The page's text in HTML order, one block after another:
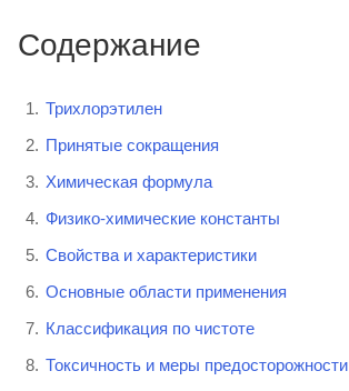
Содержание
Трихлорэтилен
Принятые сокращения
Химическая формула
Физико-химические константы
Свойства и характеристики
Основные области применения
Классификация по чистоте
Токсичность и меры предосторожности